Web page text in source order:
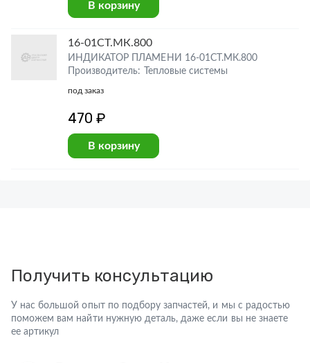
В корзину
16-01СТ.МК.800
ИНДИКАТОР ПЛАМЕНИ 16-01СТ.МК.800
Производитель: Тепловые системы
под заказ
470 ₽
В корзину
Получить консультацию
У нас большой опыт по подбору запчастей, и мы с радостью
поможем вам найти нужную деталь, даже если вы не знаете
ее артикул